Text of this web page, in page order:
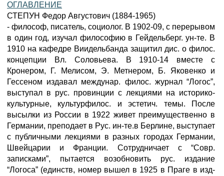
ОГЛАВЛЕНИЕ
СТЕПУН Федор Августович (1884-1965)
- философ, писатель, социолог. В 1902-09, с перерывом
в один год, изучал философию в Гейдельберг. ун-те. В
1910 на кафедре Виидельбанда защитил дис. о филос.
концепции Вл. Соловьева. В 1910-14 вместе с
Кронером, Г. Мелисом, Э. Метнером, Б. Яковенко и
Гессеном издавал междунар. филос. журнал “Логос”,
выступал в рус. провинции с лекциями на историко-
культурные, культурфилос. и эстетич. темы. После
высылки из России в 1922 живет преимущественно в
Германии, преподает в Рус. ин-те.в Берлине, выступает
с публичными лекциями в разных городах Германии,
Швейцарии и Франции. Сотрудничает с “Совр.
записками”, пытается возобновить рус. издание
“Логоса” (единств, номер вышел в 1925 в Праге в изд-